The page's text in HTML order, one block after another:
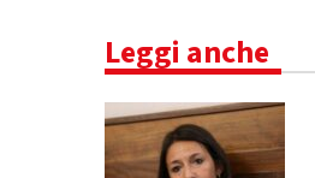
Leggi anche